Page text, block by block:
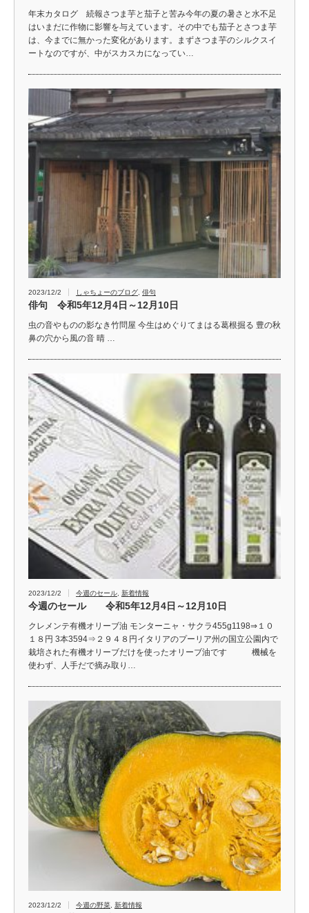
年末カタログ 続報さつま芋と茄子と苦み今年の夏の暑さと水不足
はいまだに作物に影響を与えています。その中でも茄子とさつま芋
は、今までに無かった変化があります。まずさつま芋のシルクスイ
ートなのですが、中がスカスカになってい…
2023/12/2 しゃちょーのブログ 俳句
俳句 令和5年12月4日～12月10日
虫の音やものの影なき竹問屋 今生はめぐりてまはる葛根掘る 豊の秋
鼻の穴から風の音 晴 …
2023/12/2 今週のセール, 新着情報
今週のセール 令和5年12月4日～12月10日
クレメンテ有機オリーブ油 モンターニャ・サクラ455g1198⇒１０
１８円 3本3594⇒２９４８円イタリアのプーリア州の国立公園内で
栽培された有機オリーブだけを使ったオリーブ油です 機械を
使わず、人手だで摘み取り…
2023/12/2 今週の野菜 新着情報